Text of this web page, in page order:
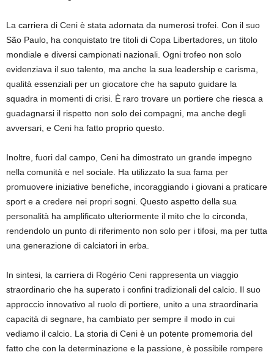
La carriera di Ceni è stata adornata da numerosi trofei. Con il suo
São Paulo, ha conquistato tre titoli di Copa Libertadores, un titolo
mondiale e diversi campionati nazionali. Ogni trofeo non solo
evidenziava il suo talento, ma anche la sua leadership e carisma,
qualità essenziali per un giocatore che ha saputo guidare la
squadra in momenti di crisi. È raro trovare un portiere che riesca a
guadagnarsi il rispetto non solo dei compagni, ma anche degli
avversari, e Ceni ha fatto proprio questo.
Inoltre, fuori dal campo, Ceni ha dimostrato un grande impegno
nella comunità e nel sociale. Ha utilizzato la sua fama per
promuovere iniziative benefiche, incoraggiando i giovani a praticare
sport e a credere nei propri sogni. Questo aspetto della sua
personalità ha amplificato ulteriormente il mito che lo circonda,
rendendolo un punto di riferimento non solo per i tifosi, ma per tutta
una generazione di calciatori in erba.
In sintesi, la carriera di Rogério Ceni rappresenta un viaggio
straordinario che ha superato i confini tradizionali del calcio. Il suo
approccio innovativo al ruolo di portiere, unito a una straordinaria
capacità di segnare, ha cambiato per sempre il modo in cui
vediamo il calcio. La storia di Ceni è un potente promemoria del
fatto che con la determinazione e la passione, è possibile rompere